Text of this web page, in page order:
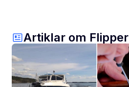
Artiklar om Flipper